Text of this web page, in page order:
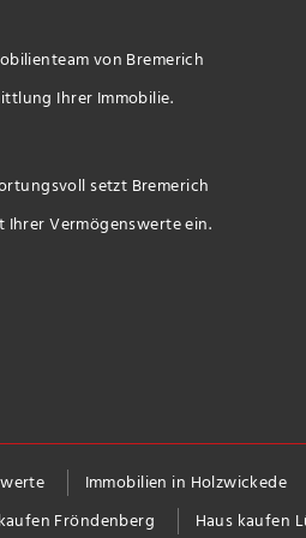
von Bremerich
Ihrer Immobilie.
setzt Bremerich
Ihrer Vermögenswerte ein.
Immobilien in Holzwickede
Fröndenberg Haus kaufen